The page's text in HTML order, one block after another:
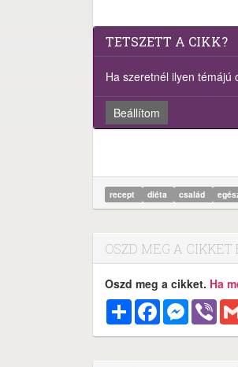
TETSZETT A CIKK?
Ha szeretnél ilyen témájú
Beállítom
recept diéta család
OSZD MEG A CIKKET
Oszd meg a cikket. Ha
MegosztásFacebook